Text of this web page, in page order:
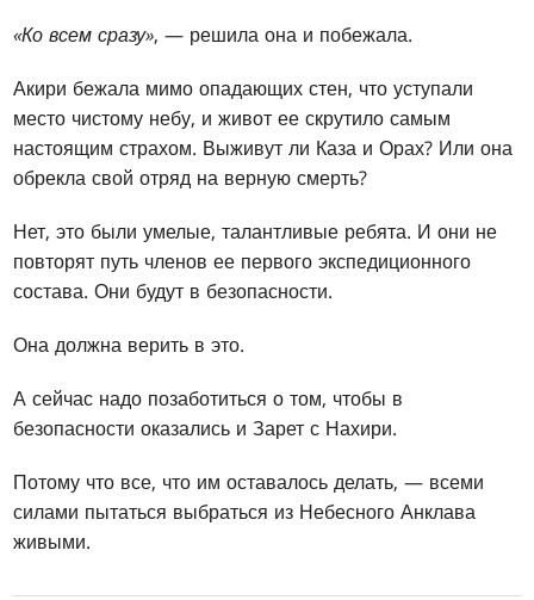
«Ко всем сразу», — решила она и побежала.
Акири бежала мимо опадающих стен, что уступали
место чистому небу, и живот ее скрутило самым
настоящим страхом. Выживут ли Каза и Орах? Или она
обрекла свой отряд на верную смерть?
Нет, это были умелые, талантливые ребята. И они не
повторят путь членов ее первого экспедиционного
состава. Они будут в безопасности.
Она должна верить в это.
А сейчас надо позаботиться о том, чтобы в
безопасности оказались и Зарет с Нахири.
Потому что все, что им оставалось делать, — всеми
силами пытаться выбраться из Небесного Анклава
живыми.